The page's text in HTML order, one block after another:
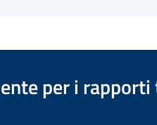
per i